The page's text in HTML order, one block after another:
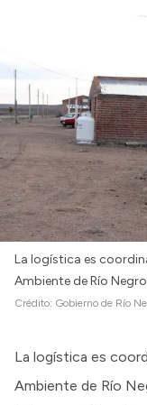
Compras y
Consulta de
Consulta de
Convocatorias
Intranet
Login
La logística es
Ambiente de Río
Crédito: Gobierno de Río
La logística es
Ambiente de Río